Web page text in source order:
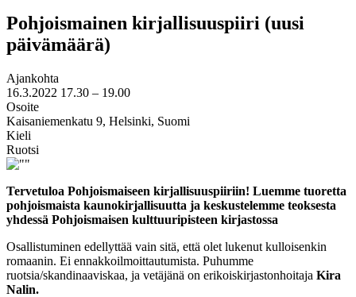
Pohjoismainen kirjallisuuspiiri (uusi
päivämäärä)
Ajankohta
16.3.2022 17.30 – 19.00
Osoite
Kaisaniemenkatu 9, Helsinki, Suomi
Kieli
Ruotsi
Tervetuloa Pohjoismaiseen kirjallisuuspiiriin! Luemme tuoretta
pohjoismaista kaunokirjallisuutta ja keskustelemme teoksesta
yhdessä Pohjoismaisen kulttuuripisteen kirjastossa
Osallistuminen edellyttää vain sitä, että olet lukenut kulloisenkin
romaanin. Ei ennakkoilmoittautumista. Puhumme
ruotsia/skandinaaviskaa, ja vetäjänä on erikoiskirjastonhoitaja Kira
Nalin.